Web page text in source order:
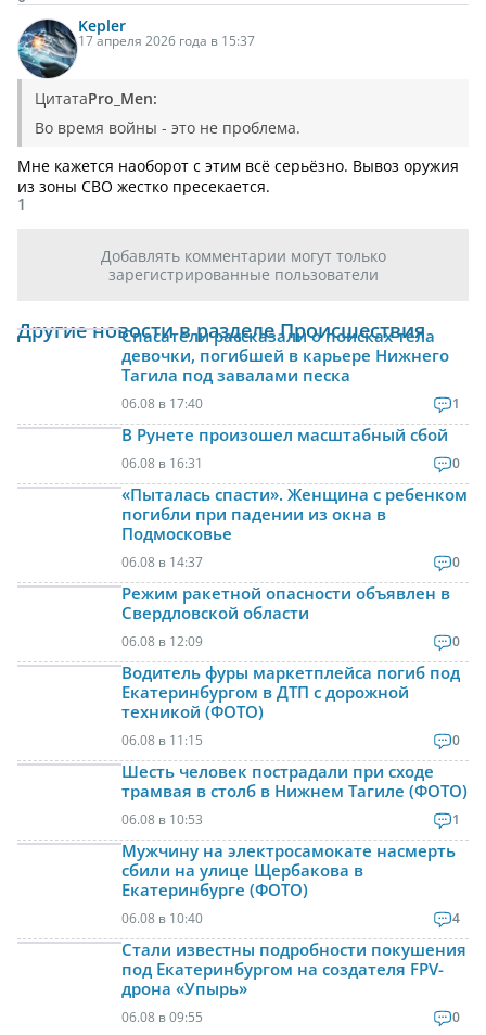
Kepler
17 апреля 2026 года в 15:37
ЦитатаPro_Men:
Во время войны - это не проблема.
Мне кажется наоборот с этим всё серьёзно. Вывоз оружия
из зоны СВО жестко пресекается.
1
Добавлять комментарии могут только
зарегистрированные пользователи
Другие новости в разделе Происшествия
Спасатели рассказали о поисках тела
девочки, погибшей в карьере Нижнего
Тагила под завалами песка
06.08 в 17:40 1
В Рунете произошел масштабный сбой
06.08 в 16:31 0
«Пыталась спасти». Женщина с ребенком
погибли при падении из окна в
Подмосковье
06.08 в 14:37 0
Режим ракетной опасности объявлен в
Свердловской области
06.08 в 12:09 0
Водитель фуры маркетплейса погиб под
Екатеринбургом в ДТП с дорожной
техникой (ФОТО)
06.08 в 11:15 0
Шесть человек пострадали при сходе
трамвая в столб в Нижнем Тагиле (ФОТО)
06.08 в 10:53 1
Мужчину на электросамокате насмерть
сбили на улице Щербакова в
Екатеринбурге (ФОТО)
06.08 в 10:40 4
Стали известны подробности покушения
под Екатеринбургом на создателя FPV-
дрона «Упырь»
06.08 в 09:55 0